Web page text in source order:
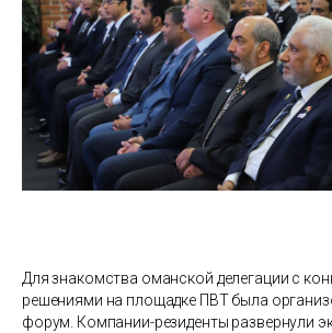
Для знакомства оманской делегации с
решениями на площадке ПВТ была
форум. Компании-резиденты развернули